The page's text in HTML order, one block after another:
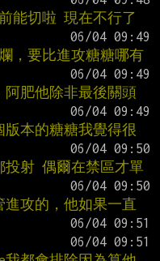
能切啦 現在不行了
，要比進攻糖糖哪有
肥他除非最後關頭
本的糖糖我覺得很
射 偶爾在禁區才單
攻的，他如果一直